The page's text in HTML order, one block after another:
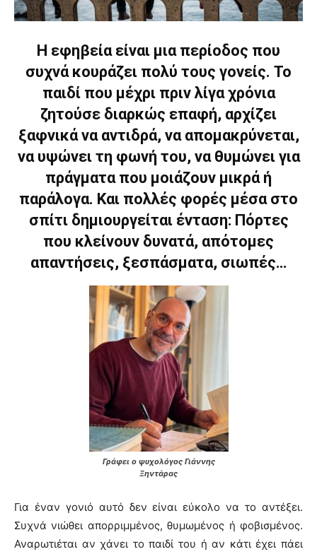
Η εφηβεία είναι μια περίοδος που
συχνά κουράζει πολύ τους γονείς. Το
παιδί που μέχρι πριν λίγα χρόνια
ζητούσε διαρκώς επαφή, αρχίζει
ξαφνικά να αντιδρά, να απομακρύνεται,
να υψώνει τη φωνή του, να θυμώνει για
πράγματα που μοιάζουν μικρά ή
παράλογα. Και πολλές φορές μέσα στο
σπίτι δημιουργείται ένταση: Πόρτες
που κλείνουν δυνατά, απότομες
απαντήσεις, ξεσπάσματα, σιωπές…
Γράφει ο ψυχολόγος Γιάννης
Ξηντάρας
Για έναν γονιό αυτό δεν είναι εύκολο να το αντέξει.
Συχνά νιώθει απορριμμένος, θυμωμένος ή φοβισμένος.
Αναρωτιέται αν χάνει το παιδί του ή αν κάτι έχει πάει